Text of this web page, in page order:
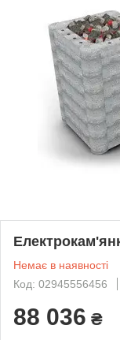
Немає в наявності
Код: 02945556456
88 036 ₴